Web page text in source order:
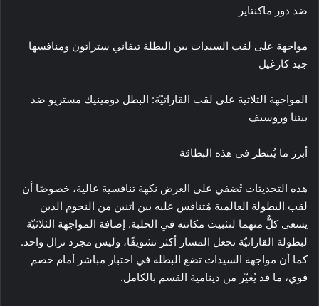
ضد دور ماكنتاير
مواجهة على لقب السيدات بين البطلة تيفاني ستراتون ومنافسها
جيد كارغيل
المواجهة الثلاثية على لقب القاراتيّة: البطل دومينيك مستريو ضد
بيتنا وروسيف
أبرز ما يُنتظر في هذه البطاقة
هذه التحديثات تُضفي على العرض نكهة تنافسية عالية، خصوصًا أن
لقب البطولة العالمية مُتنافس عليه بين اثنين من النجوم الذين
يسعى كلٌّ منهما لتثبيت مكانته في الحلبة. إضافة المواجهة الثلاثيّة
لبطولة القاراتيّة تجعل المسار أكثر تشويقًا، وليس مجرد نزال واحد.
كما أن مواجهة السيدات تضع البطلة في اختبار مباشر أمام خصم
قوي، ما قد يُغيّر من دينامية القسم بالكامل.